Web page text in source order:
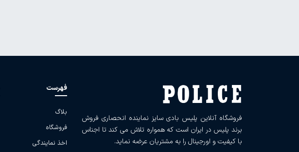
فروشگاه آنلاین پلیس بادی سایز نماینده انحصاری فروش
برند پلیس در ایران است که همواره تلاش می کند تا اجناس
با کیفیت و اورجینال را به مشتریان عرضه نماید.
فهرست
بلاگ
فروشگاه
اخذ نمایندگی